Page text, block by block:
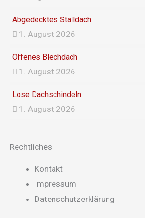
Abgedecktes Stalldach
1. August 2026
Offenes Blechdach
1. August 2026
Lose Dachschindeln
1. August 2026
Rechtliches
Main
Menu
Kontakt
Impressum
Datenschutzerklärung